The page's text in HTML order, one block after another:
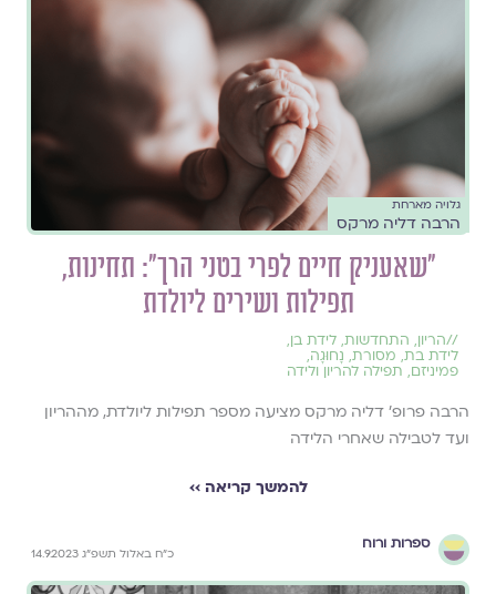
גלויה מארחת
הרבה דליה מרקס
"שאעניק חיים לפרי בטני הרך": תחינות,
תפילות ושירים ליולדת
//הריון, התחדשות, לידת בן,
לידת בת, מסורת, נָחוּגָה,
פמיניזם, תפילה להריון ולידה
הרבה פרופ׳ דליה מרקס מציעה מספר תפילות ליולדת, מההריון
ועד לטבילה שאחרי הלידה
להמשך קריאה ››
ספרות ורוח
כ״ח באלול תשפ״ג 14.9.2023